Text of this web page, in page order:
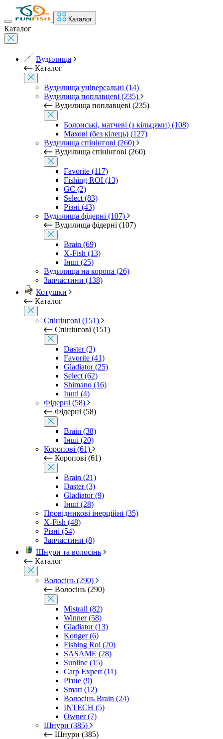
Каталог
Каталог
Вудилища
Каталог
Вудилища універсальні (14)
Вудилища поплавцеві (235)
Вудилища поплавцеві (235)
Болонські, матчеві (з кільцями) (108)
Махові (без кілець) (127)
Вудилища спінінгові (260)
Вудилища спінінгові (260)
Favorite (117)
Fishing ROI (13)
GC (2)
Select (83)
Різні (43)
Вудилища фідерні (107)
Вудилища фідерні (107)
Brain (69)
X-Fish (13)
Інші (25)
Вудилища на коропа (26)
Запчастини (138)
Котушки
Каталог
Спінінгові (151)
Спінінгові (151)
Daster (3)
Favorite (41)
Gladiator (25)
Select (62)
Shimano (16)
Інші (4)
Фідерні (58)
Фідерні (58)
Brain (38)
Інші (20)
Коропові (61)
Коропові (61)
Brain (21)
Daster (3)
Gladiator (9)
Інші (28)
Провідникові інерційні (35)
X-Fish (48)
Різні (54)
Запчастини (8)
Шнури та волосінь
Каталог
Волосінь (290)
Волосінь (290)
Mistrall (82)
Winner (58)
Gladiator (13)
Konger (6)
Fishing Roi (20)
SASAME (28)
Sunline (15)
Carp Expert (11)
Різне (9)
Smart (12)
Волосінь Brain (24)
INTECH (5)
Owner (7)
Шнури (385)
Шнури (385)